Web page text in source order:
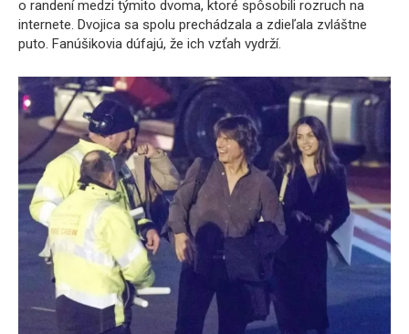
o randení medzi týmito dvoma, ktoré spôsobili rozruch na
internete. Dvojica sa spolu prechádzala a zdieľala zvláštne
puto. Fanúšikovia dúfajú, že ich vzťah vydrží.